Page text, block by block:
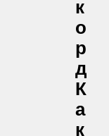
К
О
Р
Д
К
А
К